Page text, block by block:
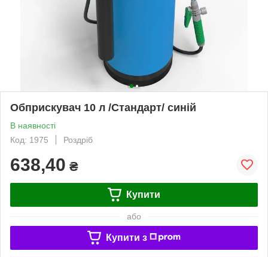
Обприскувач 10 л /Стандарт/ синій
В наявності
Код: 1975
Роздріб
638,40 ₴
Купити
або
Купити з